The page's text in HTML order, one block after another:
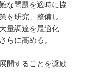
な問題を適時に協
を研究、整備し、
量調達を最適化
らに高める。
開することを奨励